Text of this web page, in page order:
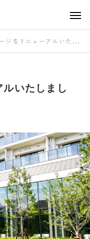
をリニューアルいたしました。
いたしまし